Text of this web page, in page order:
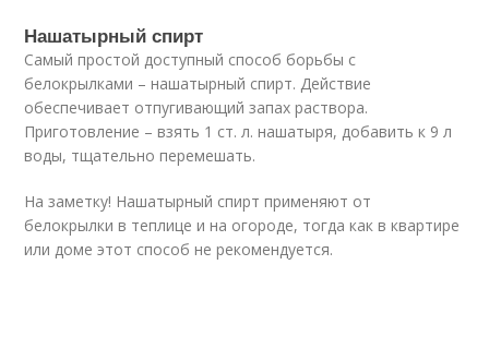
Нашатырный спирт
Самый простой доступный способ борьбы с
белокрылками – нашатырный спирт. Действие
обеспечивает отпугивающий запах раствора.
Приготовление – взять 1 ст. л. нашатыря, добавить к 9 л
воды, тщательно перемешать.
На заметку! Нашатырный спирт применяют от
белокрылки в теплице и на огороде, тогда как в квартире
или доме этот способ не рекомендуется.